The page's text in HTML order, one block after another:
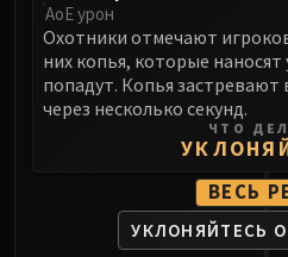
Blood
Blood-Queen
Valithria
The Lich
RUBY
TRIALS OF
АоЕ урон
Охотники отмечают
них копья, которые наносят
попадут. Копья застревают
через несколько секунд.
ЧТО
ВЕСЬ
УКЛОНЯЙТЕСЬ